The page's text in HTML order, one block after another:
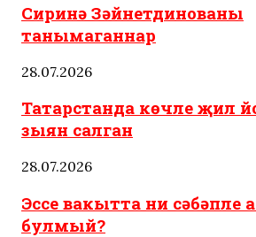
Сиринә Зәйнетдинованы
танымаганнар
28.07.2026
Татарстанда көчле җил
зыян салган
28.07.2026
Эссе вакытта ни сәбәпле
булмый?